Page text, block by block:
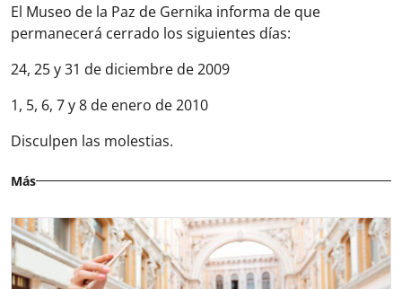
El Museo de la Paz de Gernika informa de que
permanecerá cerrado los siguientes días:
24, 25 y 31 de diciembre de 2009
1, 5, 6, 7 y 8 de enero de 2010
Disculpen las molestias.
Más